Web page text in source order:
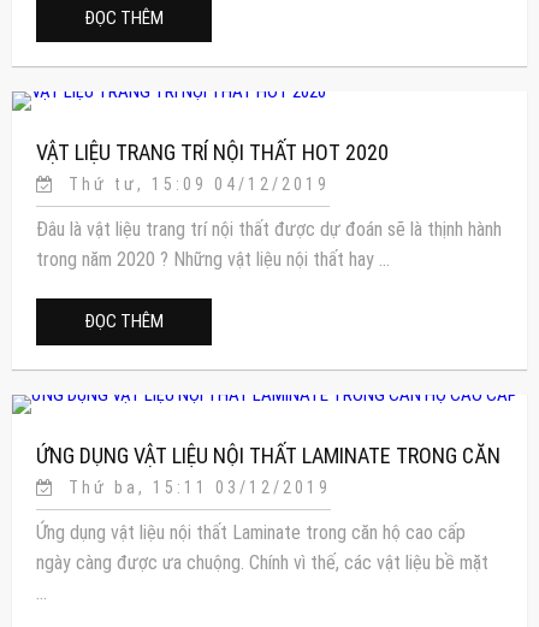
ĐỌC THÊM
VẬT LIỆU TRANG TRÍ NỘI THẤT HOT 2020
Thứ tư, 15:09 04/12/2019
Đâu là vật liệu trang trí nội thất được dự đoán sẽ là thịnh hành
trong năm 2020 ? Những vật liệu nội thất hay ...
ĐỌC THÊM
ỨNG DỤNG VẬT LIỆU NỘI THẤT LAMINATE TRONG CĂN
HỘ CAO CẤP
Thứ ba, 15:11 03/12/2019
Ứng dụng vật liệu nội thất Laminate trong căn hộ cao cấp
ngày càng được ưa chuộng. Chính vì thế, các vật liệu bề mặt
...